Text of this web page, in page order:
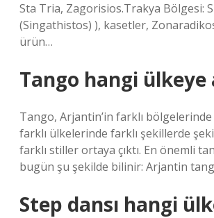
Sta Tria, Zagorisios.Trakya Bölgesi:
(Singathistos) ), kasetler,
ürün…
Tango hangi ülkeye
Tango, Arjantin’in farklı bölgelerinde
farklı ülkelerinde farklı şekillerde
farklı stiller ortaya çıktı. En önemli
bugün şu şekilde bilinir: Arjantin
Step dansı hangi